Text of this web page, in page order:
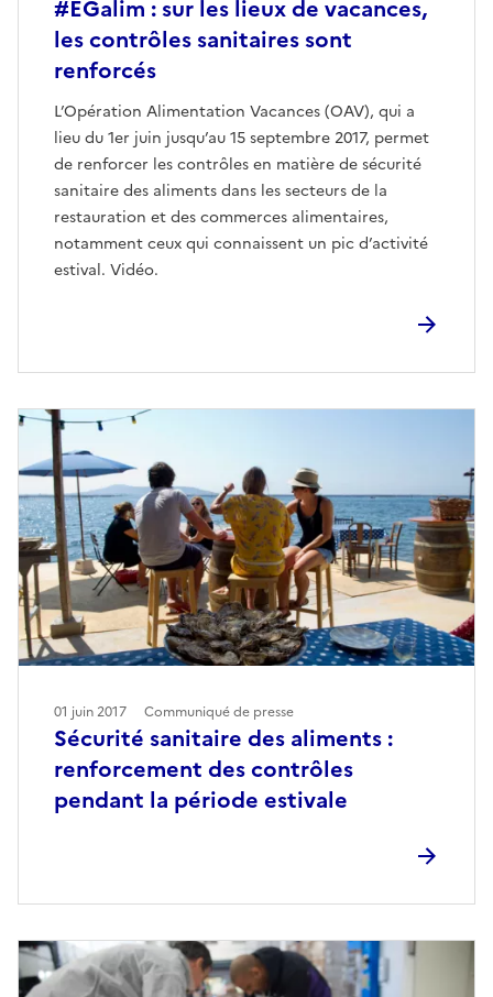
#EGalim : sur les lieux de vacances,
les contrôles sanitaires sont
renforcés
L’Opération Alimentation Vacances (OAV), qui a
lieu du 1er juin jusqu’au 15 septembre 2017, permet
de renforcer les contrôles en matière de sécurité
sanitaire des aliments dans les secteurs de la
restauration et des commerces alimentaires,
notamment ceux qui connaissent un pic d’activité
estival. Vidéo.
Sécurité sanitaire des aliments :
renforcement des contrôles
pendant la période estivale
01 juin 2017 Communiqué de presse